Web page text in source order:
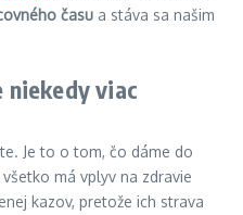
času a stáva sa našim
niekedy viac
Je to o tom, čo dáme do
má vplyv na zdravie
kazov, pretože ich strava